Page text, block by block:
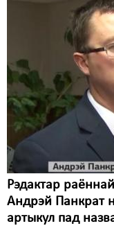
Рэдактар
Андрэй Панкрат
артыкул пад